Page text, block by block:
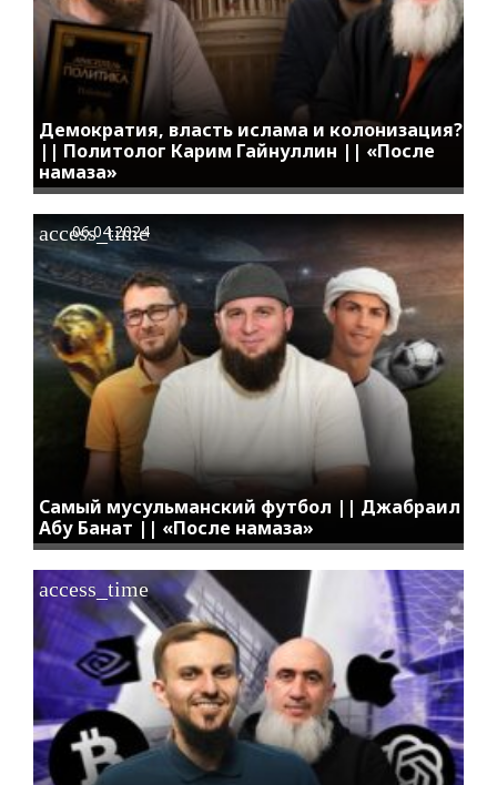
Демократия, власть ислама и колонизация?
|| Политолог Карим Гайнуллин || «После
намаза»
Самый мусульманский футбол || Джабраил
Абу Банат || «После намаза»
access_time
06.04.2024
access_time